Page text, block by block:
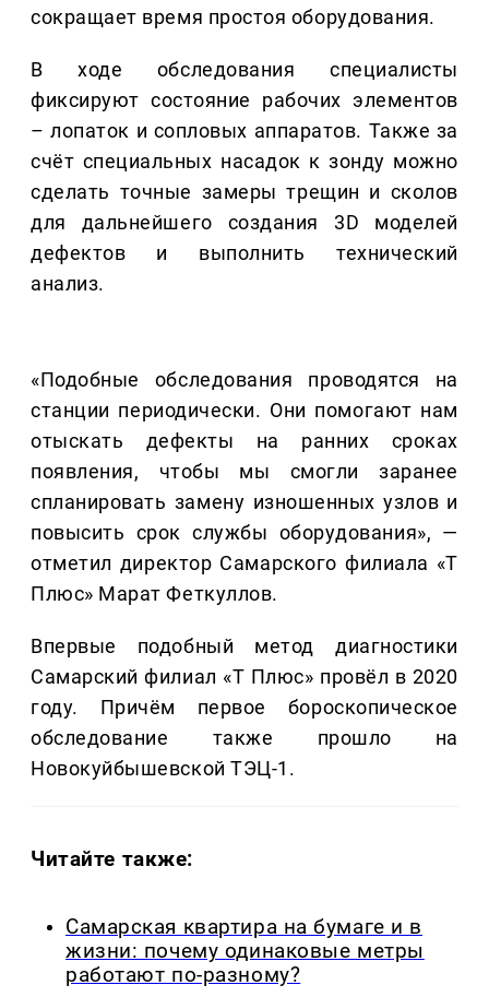
сокращает время простоя оборудования.
В ходе обследования специалисты
фиксируют состояние рабочих элементов
– лопаток и сопловых аппаратов. Также за
счёт специальных насадок к зонду можно
сделать точные замеры трещин и сколов
для дальнейшего создания 3D моделей
дефектов и выполнить технический
анализ.
«Подобные обследования проводятся на
станции периодически. Они помогают нам
отыскать дефекты на ранних сроках
появления, чтобы мы смогли заранее
спланировать замену изношенных узлов и
повысить срок службы оборудования», —
отметил директор Самарского филиала «Т
Плюс» Марат Феткуллов.
Впервые подобный метод диагностики
Самарский филиал «Т Плюс» провёл в 2020
году. Причём первое бороскопическое
обследование также прошло на
Новокуйбышевской ТЭЦ-1.
Читайте также:
Самарская квартира на бумаге и в
жизни: почему одинаковые метры
работают по-разному?